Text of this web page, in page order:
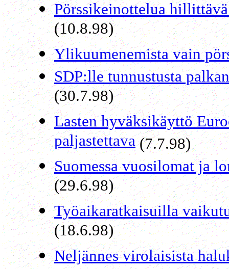
Pörssikeinottelua
(10.8.98)
Ylikuumenemista vain
SDP:lle tunnustusta
(30.7.98)
Lasten hyväksikäyttö
paljastettava(7.7.98)
Suomessa vuosilomat ja
(29.6.98)
Työaikaratkaisuilla
(18.6.98)
Neljännes virolaisista